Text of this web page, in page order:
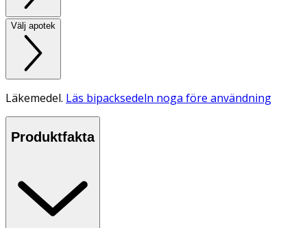
Välj apotek
Läkemedel. Läs bipacksedeln noga före användning
Produktfakta